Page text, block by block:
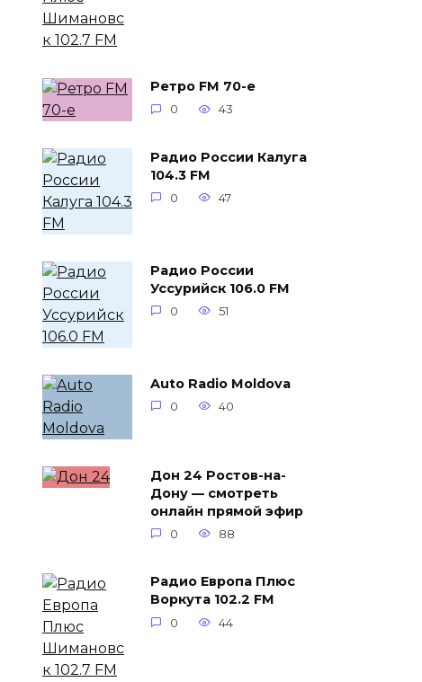
Ретро FM 70-е
0 43
Радио России Калуга
104.3 FM
0 47
Радио России
Уссурийск 106.0 FM
0 51
Auto Radio Moldova
0 40
Дон 24 Ростов-на-
Дону — смотреть
онлайн прямой эфир
0 88
Радио Европа Плюс
Воркута 102.2 FM
0 44